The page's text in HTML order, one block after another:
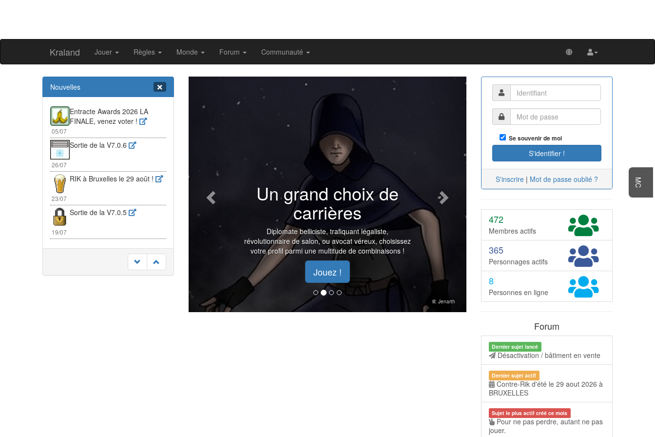
Kraland Jouer Règles Monde Forum Communauté
Nouvelles
05/07
Entracte Awards 2026 LA
FINALE, venez voter !
26/07
Sortie de la V7.0.6
23/07
RIK à Bruxelles le 29 août !
19/07
Sortie de la V7.0.5
ill: Jenarth
Un grand choix de
carrières
Diplomate belliciste, trafiquant légaliste,
révolutionnaire de salon, ou avocat véreux, choisissez
votre profil parmi une multitude de combinaisons !
Jouez !
Next
Se souvenir de moi
S'inscrire | Mot de passe oublié ?
472
Membres actifs
365
Personnages actifs
8
Personnes en ligne
Forum
Dernier sujet lancé
Désactivation / bâtiment en vente
Dernier sujet actif
Contre-Rik d'été le 29 aout 2026 à
BRUXELLES
Sujet le plus actif créé ce mois
Pour ne pas perdre, autant ne pas
jouer.
MC